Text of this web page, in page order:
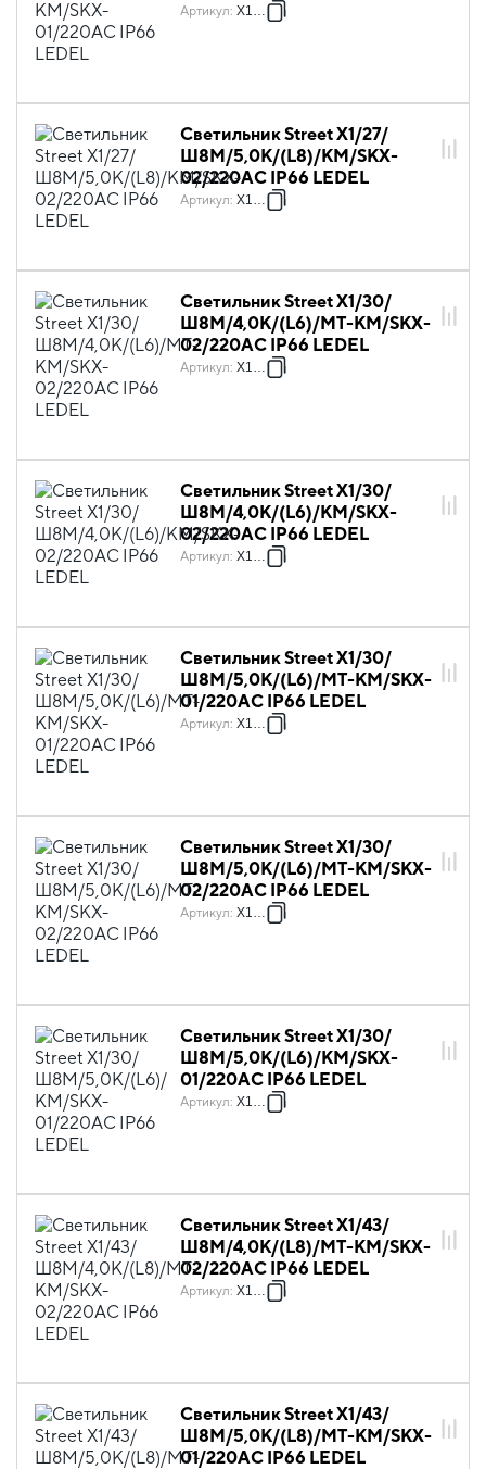
Артикул: X1052
Светильник Street X1/27/
Ш8M/5,0К/(L8)/KM/SKX-
02/220AC IP66 LEDEL
Артикул: X1053
Светильник Street X1/30/
Ш8M/4,0К/(L6)/MT-KM/SKX-
02/220AC IP66 LEDEL
Артикул: X1057
Светильник Street X1/30/
Ш8M/4,0К/(L6)/KM/SKX-
02/220AC IP66 LEDEL
Артикул: X1059
Светильник Street X1/30/
Ш8M/5,0К/(L6)/MT-КМ/SKX-
01/220AC IP66 LEDEL
Артикул: X1062
Светильник Street X1/30/
Ш8M/5,0К/(L6)/MT-KM/SKX-
02/220AC IP66 LEDEL
Артикул: X1063
Светильник Street X1/30/
Ш8M/5,0К/(L6)/КМ/SKX-
01/220AC IP66 LEDEL
Артикул: X1064
Светильник Street X1/43/
Ш8M/4,0К/(L8)/MT-KM/SKX-
02/220AC IP66 LEDEL
Артикул: X1082
Светильник Street X1/43/
Ш8M/5,0К/(L8)/MT-КМ/SKX-
01/220AC IP66 LEDEL